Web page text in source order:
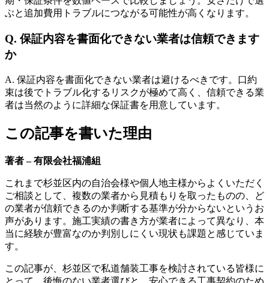
ぶと追加費用トラブルにつながる可能性が高くなります。
Q. 保証内容を書面化できない業者は信頼できます
か
A. 保証内容を書面化できない業者は避けるべきです。口約
束は後でトラブル化するリスクが極めて高く、信頼できる業
者は当然のように詳細な保証書を用意しています。
この記事を書いた理由
著者 – 有限会社福浦組
これまで杉並区内の自治会様や個人地主様からよくいただく
ご相談として、複数の業者から見積もりを取ったものの、ど
の業者が信頼できるのか判断する基準が分からないというお
声があります。施工実績の書き方が業者によって異なり、本
当に経験が豊富なのか判別しにくい現状も課題と感じていま
す。
この記事が、杉並区で私道舗装工事を検討されている皆様に
とって、後悔のない業者選びと、安心できる工事契約のため